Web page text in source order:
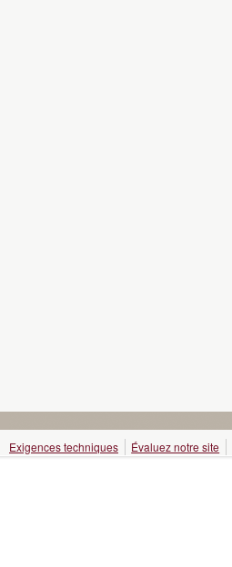
Exigences techniques Évaluez notre site